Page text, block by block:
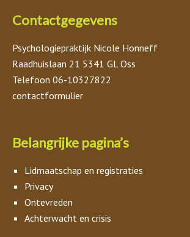
Contactgegevens
Psychologiepraktijk Nicole Honneff
Raadhuislaan 21 5341 GL Oss
Telefoon 06-10327822
contactformulier
Belangrijke pagina’s
Lidmaatschap en registraties
Privacy
Ontevreden
Achterwacht en crisis